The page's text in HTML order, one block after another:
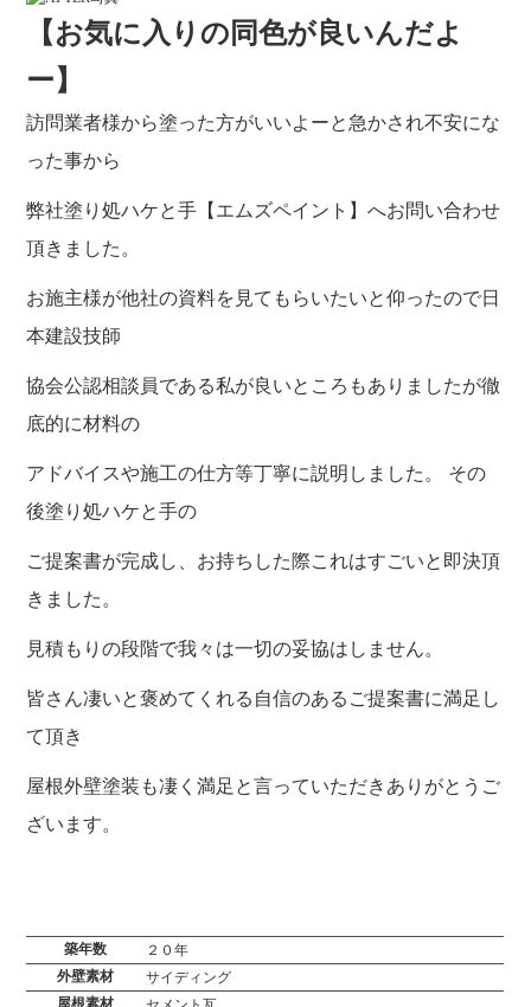
【お気に入りの同色が良いんだよ
ー】
訪問業者様から塗った方がいいよーと急かされ不安にな
った事から
弊社塗り処ハケと手【エムズペイント】へお問い合わせ
頂きました。
お施主様が他社の資料を見てもらいたいと仰ったので日
本建設技師
協会公認相談員である私が良いところもありましたが徹
底的に材料の
アドバイスや施工の仕方等丁寧に説明しました。 その
後塗り処ハケと手の
ご提案書が完成し、お持ちした際これはすごいと即決頂
きました。
見積もりの段階で我々は一切の妥協はしません。
皆さん凄いと褒めてくれる自信のあるご提案書に満足し
て頂き
屋根外壁塗装も凄く満足と言っていただきありがとうご
ざいます。
築年数
２０年
外壁素材
サイディング
屋根素材